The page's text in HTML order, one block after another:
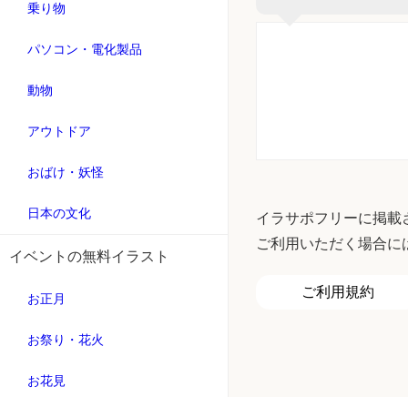
乗り物
パソコン・電化製品
動物
アウトドア
おばけ・妖怪
日本の文化
イベントの無料イラスト
お正月
お祭り・花火
お花見
イラサポフリーに掲
ご利用いただく場合に
ご利用規約